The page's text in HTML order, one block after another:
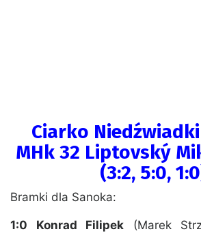
Ciarko
MHk 32 Liptovský
(3:2, 5:0,
Bramki dla Sanoka:
1:0 Konrad Filipek (Marek